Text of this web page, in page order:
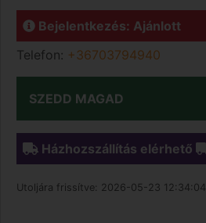
Bejelentkezés: Ajánlott
Telefon: +36703794940
SZEDD MAGAD
Házhozszállítás elérhető
Utoljára frissítve: 2026-05-23 12:34:04